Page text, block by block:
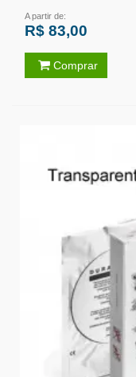
A partir de:
R$ 83,00
Comprar